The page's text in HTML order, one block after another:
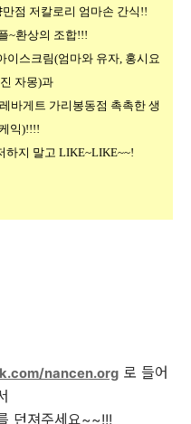
점 저칼로리 엄마손 간식!!
~환상의 조합!!!
이스크림(엄마와 유자, 홍시요
자몽)과
바게트 가리봉동점 촉촉한 생
익)!!!!
하지 말고 LIKE~LIKE~~!
nancen.org 로 들어
던져주세요~~!!!